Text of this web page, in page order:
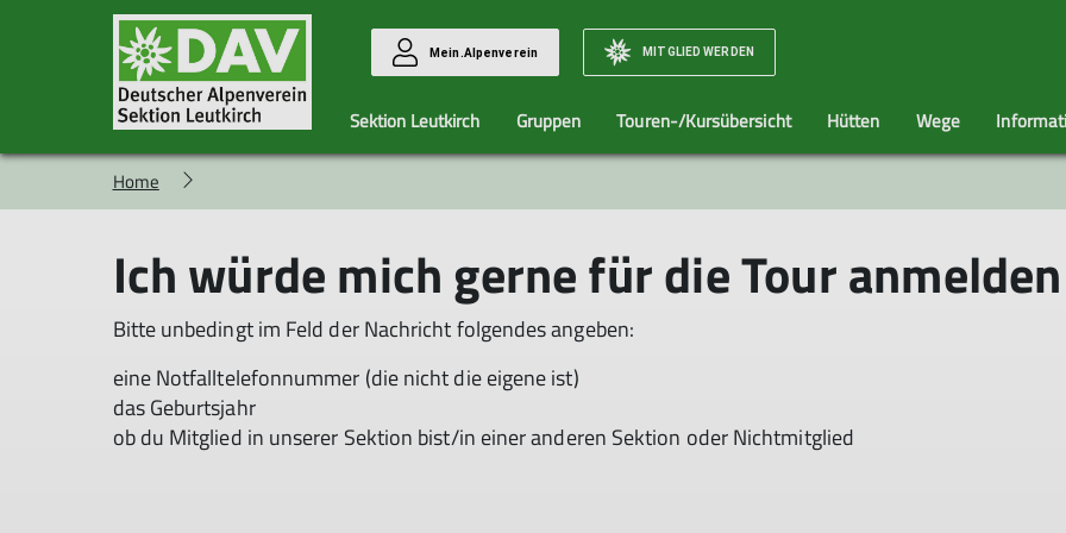
Mein.Alpenverein MITGLIED WERDEN
Sektion Leutkirch
Tourenleiter Unser Team Historie
Gruppen
Youngsters Bergmädels Familien Senioren
Touren-/Kursübersicht Hütten
Kaiserjochhaus
Wege
Aktuelles
Home
Ich würde mich gerne für die Tour anmelden
Bitte unbedingt im Feld der Nachricht folgendes angeben:
eine Notfalltelefonnummer (die nicht die eigene ist)
das Geburtsjahr
ob du Mitglied in unserer Sektion bist/in einer anderen Sektion oder Nichtmitglied